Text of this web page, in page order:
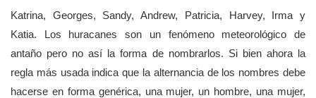
Katrina, Georges, Sandy, Andrew, Patricia, Harvey, Irma y
Katia. Los huracanes son un fenómeno meteorológico de
antaño pero no así la forma de nombrarlos. Si bien ahora la
regla más usada indica que la alternancia de los nombres debe
hacerse en forma genérica, una mujer, un hombre, una mujer,